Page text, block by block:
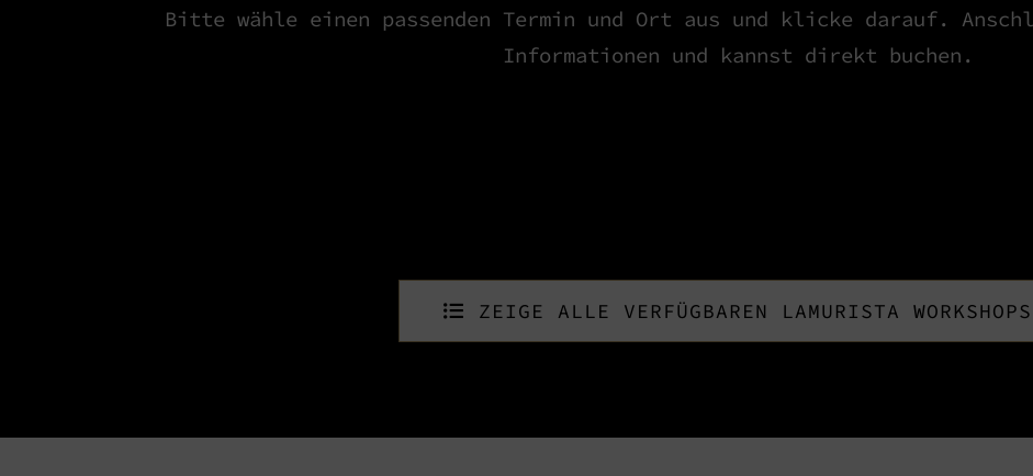
Bitte wähle einen passenden Termin und Ort aus und klicke darauf.
Informationen und kannst direkt buchen.
ZEIGE ALLE VERFÜGBAREN LAMURISTA WORKSHOPS